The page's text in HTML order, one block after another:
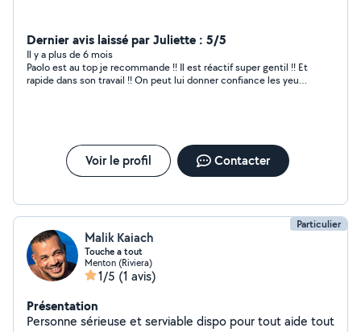
Dernier avis laissé par Juliette : 5/5
Il y a plus de 6 mois
Paolo est au top je recommande !! Il est réactif super gentil !! Et
rapide dans son travail !! On peut lui donner confiance les yeux
Voir le profil Contacter
Particulier
Malik Kaiach
Touche a tout
Menton (Riviera)
1/5 (1 avis)
Présentation
Personne sérieuse et serviable dispo pour tout aide tout